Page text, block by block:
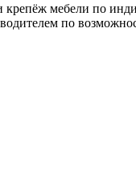
мебели по
по